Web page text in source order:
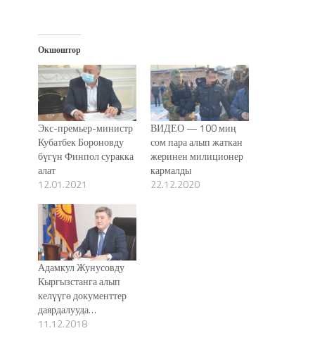
Окшоштор
Экс-премьер-министр
Кубатбек Бороновду
бүгүн Финпол суракка
алат
12.01.2021
ВИДЕО — 100 миң
сом пара алып жаткан
жеринен милиционер
кармалды
22.12.2020
Адамкул Жунусовду
Кыргызстанга алып
келүүгө документтер
даярдалууда…
11.12.2018